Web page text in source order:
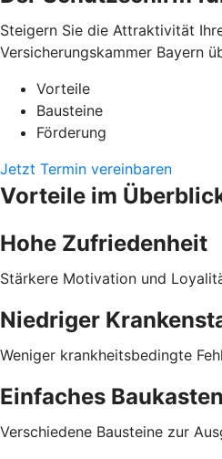
Steigern Sie die Attraktivität
Versicherungskammer Bayern
Vorteile
Bausteine
Förderung
Jetzt Termin vereinbaren
Vorteile im
Hohe Zufriedenheit
Stärkere Motivation und
Niedriger
Weniger krankheitsbedingte
Einfaches
Verschiedene Bausteine zur